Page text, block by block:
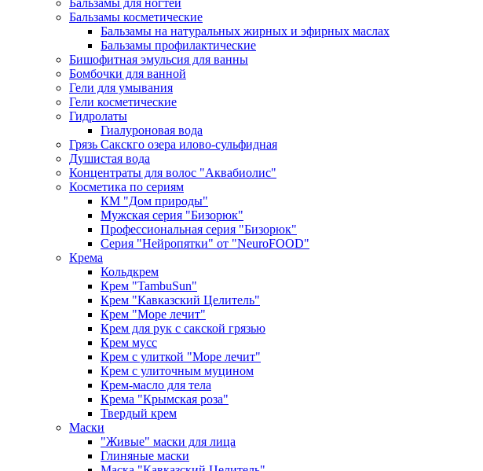
Бальзамы для ногтей
Бальзамы косметические
Бальзамы на натуральных жирных и эфирных маслах
Бальзамы профилактические
Бишофитная эмульсия для ванны
Бомбочки для ванной
Гели для умывания
Гели косметические
Гидролаты
Гиалуроновая вода
Грязь Сакскго озера илово-сульфидная
Душистая вода
Концентраты для волос "Аквабиолис"
Косметика по сериям
КМ "Дом природы"
Мужская серия "Бизорюк"
Профессиональная серия "Бизорюк"
Серия "Нейропятки" от "NeuroFOOD"
Крема
Кольдкрем
Крем "TambuSun"
Крем "Кавказский Целитель"
Крем "Море лечит"
Крем для рук с сакской грязью
Крем мусс
Крем с улиткой "Море лечит"
Крем с улиточным муцином
Крем-масло для тела
Крема "Крымская роза"
Твердый крем
Маски
"Живые" маски для лица
Глиняные маски